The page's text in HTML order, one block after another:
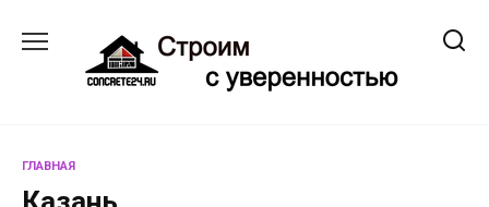
содержанию
ГЛАВНАЯ